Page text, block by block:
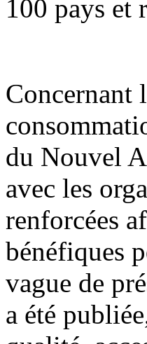
100 pays et
Concernant
du Nouvel
avec les
renforcées
bénéfiques
vague de
a été